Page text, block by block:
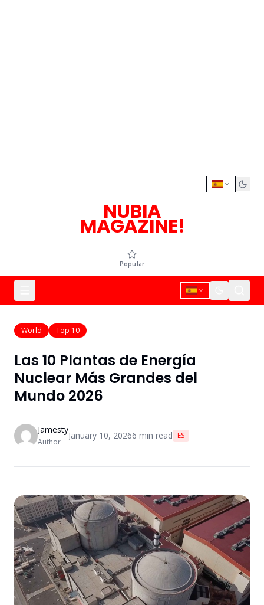
NUBIA
MAGAZINE!
Popular
World Top 10
Las 10 Plantas de Energía
Nuclear Más Grandes del
Mundo 2026
Jamesty
Author
January 10, 20266 min read ES